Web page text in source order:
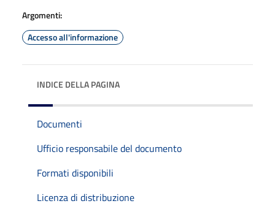
Argomenti:
Accesso all'informazione
INDICE DELLA PAGINA
Documenti
Ufficio responsabile del documento
Formati disponibili
Licenza di distribuzione